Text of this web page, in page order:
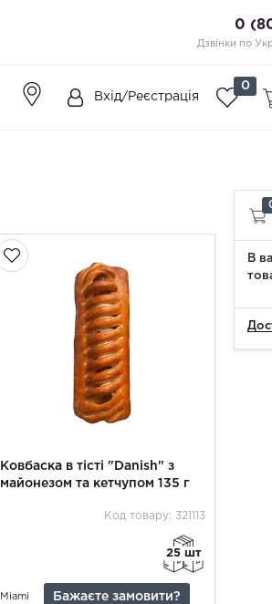
0
Дзвінки по
Вхід/Реєстрація
0
Ковбаска в тісті "Danish" з
майонезом та кетчупом 135 г
Код товару: 321113
25 шт
Miami Бажаєте замовити?
В